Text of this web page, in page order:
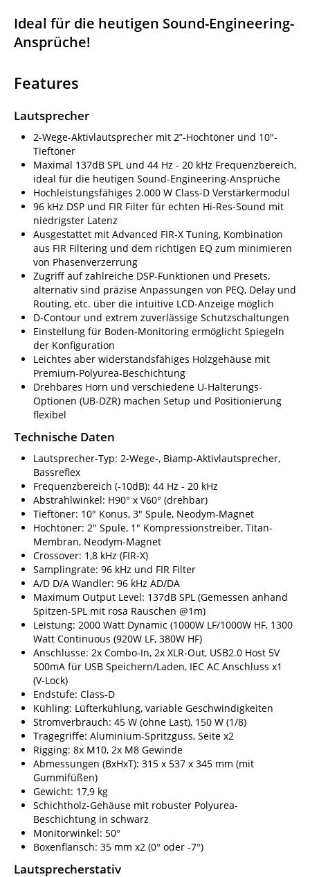
Ideal für die heutigen Sound-Engineering-
Ansprüche!
Features
Lautsprecher
2-Wege-Aktivlautsprecher mit 2”-Hochtöner und 10"-
Tieftöner
Maximal 137dB SPL und 44 Hz - 20 kHz Frequenzbereich,
ideal für die heutigen Sound-Engineering-Ansprüche
Hochleistungsfähiges 2.000 W Class-D Verstärkermodul
96 kHz DSP und FIR Filter für echten Hi-Res-Sound mit
niedrigster Latenz
Ausgestattet mit Advanced FIR-X Tuning, Kombination
aus FIR Filtering und dem richtigen EQ zum minimieren
von Phasenverzerrung
Zugriff auf zahlreiche DSP-Funktionen und Presets,
alternativ sind präzise Anpassungen von PEQ, Delay und
Routing, etc. über die intuitive LCD-Anzeige möglich
D-Contour und extrem zuverlässige Schutzschaltungen
Einstellung für Boden-Monitoring ermöglicht Spiegeln
der Konfiguration
Leichtes aber widerstandsfähiges Holzgehäuse mit
Premium-Polyurea-Beschichtung
Drehbares Horn und verschiedene U-Halterungs-
Optionen (UB-DZR) machen Setup und Positionierung
flexibel
Technische Daten
Lautsprecher-Typ: 2-Wege-, Biamp-Aktivlautsprecher,
Bassreflex
Frequenzbereich (-10dB): 44 Hz - 20 kHz
Abstrahlwinkel: H90° x V60° (drehbar)
Tieftöner: 10" Konus, 3" Spule, Neodym-Magnet
Hochtöner: 2" Spule, 1" Kompressionstreiber, Titan-
Membran, Neodym-Magnet
Crossover: 1,8 kHz (FIR-X)
Samplingrate: 96 kHz und FIR Filter
A/D D/A Wandler: 96 kHz AD/DA
Maximum Output Level: 137dB SPL (Gemessen anhand
Spitzen-SPL mit rosa Rauschen @1m)
Leistung: 2000 Watt Dynamic (1000W LF/1000W HF, 1300
Watt Continuous (920W LF, 380W HF)
Anschlüsse: 2x Combo-In, 2x XLR-Out, USB2.0 Host 5V
500mA für USB Speichern/Laden, IEC AC Anschluss x1
(V-Lock)
Endstufe: Class-D
Kühling: Lüfterkühlung, variable Geschwindigkeiten
Stromverbrauch: 45 W (ohne Last), 150 W (1/8)
Tragegriffe: Aluminium-Spritzguss, Seite x2
Rigging: 8x M10, 2x M8 Gewinde
Abmessungen (BxHxT): 315 x 537 x 345 mm (mit
Gummifüßen)
Gewicht: 17,9 kg
Schichtholz-Gehäuse mit robuster Polyurea-
Beschichtung in schwarz
Monitorwinkel: 50°
Boxenflansch: 35 mm x2 (0° oder -7°)
Lautsprecherstativ